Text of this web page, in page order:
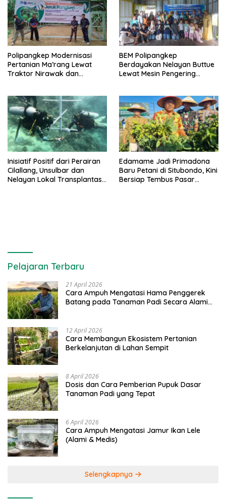
Polipangkep Modernisasi
Pertanian Ma’rang Lewat
Traktor Nirawak dan
BEM Polipangkep
Berdayakan Nelayan Buttue
Lewat Mesin Pengering
Inisiatif Positif dari Perairan
Cilallang, Unsulbar dan
Nelayan Lokal Transplantasi
Edamame Jadi Primadona
Baru Petani di Situbondo, Kini
Bersiap Tembus Pasar
Pelajaran Terbaru
21 April 2026
Cara Ampuh Mengatasi Hama Penggerek
Batang pada Tanaman Padi Secara Alami
12 April 2026
Cara Membangun Ekosistem Pertanian
Berkelanjutan di Lahan Sempit
8 April 2026
Dosis dan Cara Pemberian Pupuk Dasar
Tanaman Padi yang Tepat
6 April 2026
Cara Ampuh Mengatasi Jamur Ikan Lele
(Alami & Medis)
Selengkapnya